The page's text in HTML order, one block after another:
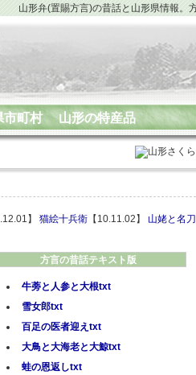
山形弁(置賜方言)の昔話と山形県情報。
市町村 山形の特産品
】 猫絵十兵衛 【10.11.02】 山姥と名刀
方言の昔話テキスト版
牛蒡と人参と大根txt
雪女郎txt
百足の医者迎えtxt
大鳥と大海老と大鯨txt
蛙の恩返しtxt